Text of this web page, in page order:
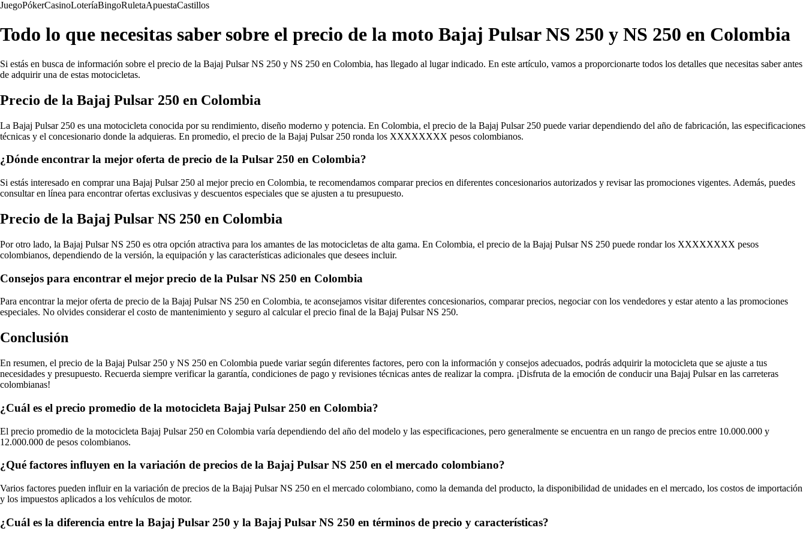
JuegoPókerCasinoLoteríaBingoRuletaApuestaCastillos
Todo lo que necesitas saber sobre el precio de la moto Bajaj Pulsar NS 250 y NS 250 en Colombia
Si estás en busca de información sobre el precio de la Bajaj Pulsar NS 250 y NS 250 en Colombia, has llegado al lugar indicado. En este artículo, vamos a proporcionarte todos los detalles que necesitas saber antes
de adquirir una de estas motocicletas.
Precio de la Bajaj Pulsar 250 en Colombia
La Bajaj Pulsar 250 es una motocicleta conocida por su rendimiento, diseño moderno y potencia. En Colombia, el precio de la Bajaj Pulsar 250 puede variar dependiendo del año de fabricación, las especificaciones
técnicas y el concesionario donde la adquieras. En promedio, el precio de la Bajaj Pulsar 250 ronda los XXXXXXXX pesos colombianos.
¿Dónde encontrar la mejor oferta de precio de la Pulsar 250 en Colombia?
Si estás interesado en comprar una Bajaj Pulsar 250 al mejor precio en Colombia, te recomendamos comparar precios en diferentes concesionarios autorizados y revisar las promociones vigentes. Además, puedes
consultar en línea para encontrar ofertas exclusivas y descuentos especiales que se ajusten a tu presupuesto.
Precio de la Bajaj Pulsar NS 250 en Colombia
Por otro lado, la Bajaj Pulsar NS 250 es otra opción atractiva para los amantes de las motocicletas de alta gama. En Colombia, el precio de la Bajaj Pulsar NS 250 puede rondar los XXXXXXXX pesos
colombianos, dependiendo de la versión, la equipación y las características adicionales que desees incluir.
Consejos para encontrar el mejor precio de la Pulsar NS 250 en Colombia
Para encontrar la mejor oferta de precio de la Bajaj Pulsar NS 250 en Colombia, te aconsejamos visitar diferentes concesionarios, comparar precios, negociar con los vendedores y estar atento a las promociones
especiales. No olvides considerar el costo de mantenimiento y seguro al calcular el precio final de la Bajaj Pulsar NS 250.
Conclusión
En resumen, el precio de la Bajaj Pulsar 250 y NS 250 en Colombia puede variar según diferentes factores, pero con la información y consejos adecuados, podrás adquirir la motocicleta que se ajuste a tus
necesidades y presupuesto. Recuerda siempre verificar la garantía, condiciones de pago y revisiones técnicas antes de realizar la compra. ¡Disfruta de la emoción de conducir una Bajaj Pulsar en las carreteras
colombianas!
¿Cuál es el precio promedio de la motocicleta Bajaj Pulsar 250 en Colombia?
El precio promedio de la motocicleta Bajaj Pulsar 250 en Colombia varía dependiendo del año del modelo y las especificaciones, pero generalmente se encuentra en un rango de precios entre 10.000.000 y
12.000.000 de pesos colombianos.
¿Qué factores influyen en la variación de precios de la Bajaj Pulsar NS 250 en el mercado colombiano?
Varios factores pueden influir en la variación de precios de la Bajaj Pulsar NS 250 en el mercado colombiano, como la demanda del producto, la disponibilidad de unidades en el mercado, los costos de importación
y los impuestos aplicados a los vehículos de motor.
¿Cuál es la diferencia entre la Bajaj Pulsar 250 y la Bajaj Pulsar NS 250 en términos de precio y características?